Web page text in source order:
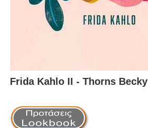
Frida Kahlo II - Thorns Becky